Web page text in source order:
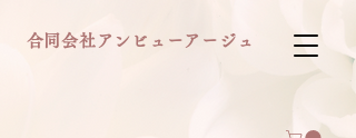
合同会社アンビューアージュ